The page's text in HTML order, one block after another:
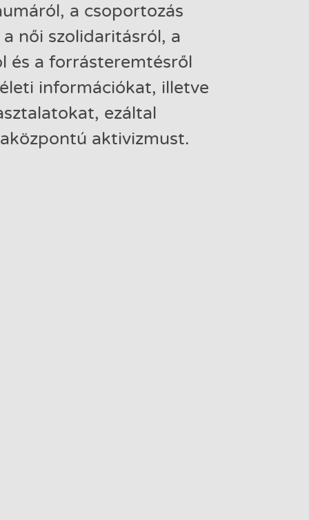
a csoportozás
női szolidaritásról, a
és a forrásteremtésről
információkat, illetve
ezáltal
aktivizmust.